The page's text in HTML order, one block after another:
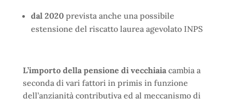
dal 2020prevista anche una possibile
estensione del riscatto laurea agevolato INPS
L’importo della pensione di vecchiaiacambia a
seconda di vari fattori in primis in funzione
dell’anzianità contributiva ed al meccanismo di